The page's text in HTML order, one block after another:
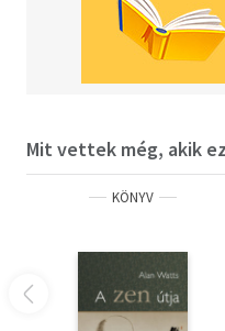
Mit vettek még, akik
KÖNYV